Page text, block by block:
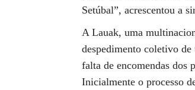
Setúbal”, acrescentou a
A Lauak, uma
despedimento coletivo
falta de encomendas dos
Inicialmente o processo